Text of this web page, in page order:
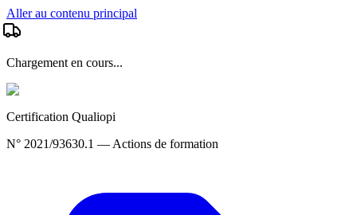
Aller au contenu principal
Chargement en cours...
Certification Qualiopi
N° 2021/93630.1 — Actions de formation